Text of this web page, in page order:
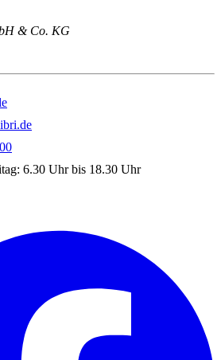
& Co. KG
6.30 Uhr bis 18.30 Uhr